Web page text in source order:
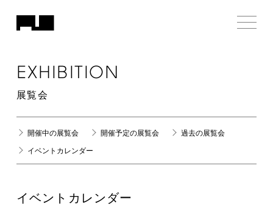
EXHIBITION
展覧会
開催中の展覧会 開催予定の展覧会 過去の展覧会
イベントカレンダー
イベントカレンダー